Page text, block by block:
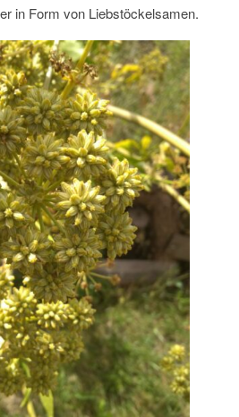
in Form von Liebstöckelsamen.